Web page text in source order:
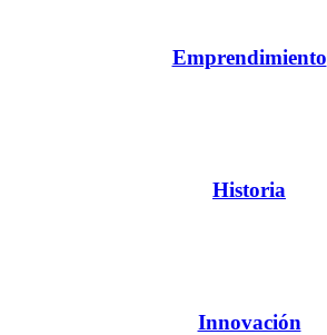
Emprendimiento
Historia
Innovación